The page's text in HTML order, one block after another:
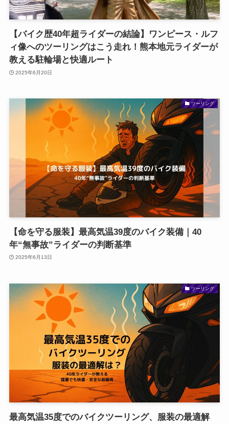
【バイク歴40年超ライダーの結論】ワンピース・ルフ
ィ像へのツーリングはこう走れ！熊本地元ライダーが
教える駐輪場と快適ルート
2025年6月20日
ツーリング
【命を守る服装】最高気温39度のバイク装備｜40
年“無事故”ライダーの判断基準
2025年6月13日
ツーリング
最高気温35度でのバイクツーリング、服装の最適解